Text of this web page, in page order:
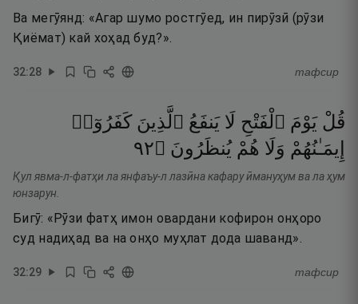
Ва мегӯянд: «Агар шумо ростгӯед, ин пирӯзӣ (рӯзи
Қиёмат) кай хоҳад буд?».
32:28 тафсир
قُلْ يَوْمَ ٱلْفَتْحِ لَا يَنفَعُ ٱلَّذِينَ كَفَرُوٓا۟
إِيمَـٰنُهُمْ وَلَا هُمْ يُنظَرُونَ ۝٢٩
Қул явма-л-фатҳи ла янфаъу-л лазӣна кафару ӣмануҳум ва ла ҳум
юнзарун.
Бигӯ: «Рӯзи фатҳ имон овардани кофирон онҳоро
суд надиҳад ва на онҳо муҳлат дода шаванд».
32:29 тафсир